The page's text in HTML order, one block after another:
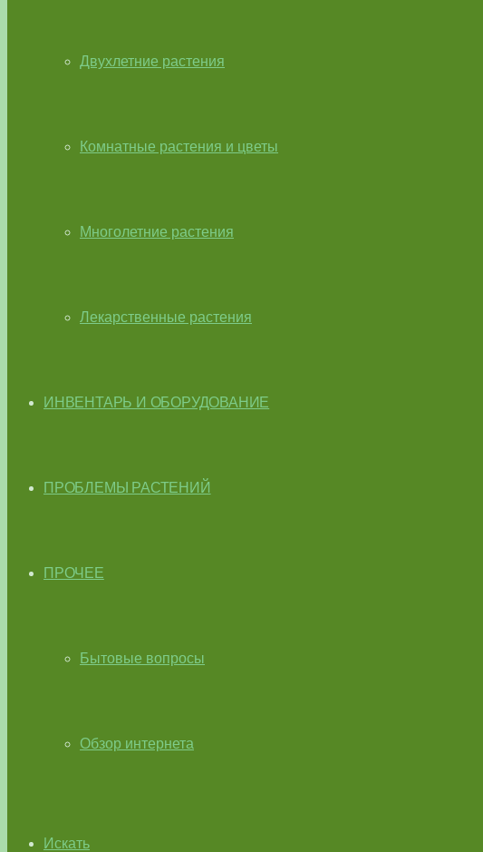
Двухлетние растения
Комнатные растения и цветы
Многолетние растения
Лекарственные растения
ИНВЕНТАРЬ И ОБОРУДОВАНИЕ
ПРОБЛЕМЫ РАСТЕНИЙ
ПРОЧЕЕ
Бытовые вопросы
Обзор интернета
Искать